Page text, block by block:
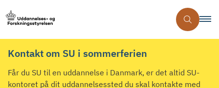
Kontakt om SU i sommerferien
Får du SU til en uddannelse i Danmark, er det altid SU-
kontoret på dit uddannelsessted du skal kontakte med